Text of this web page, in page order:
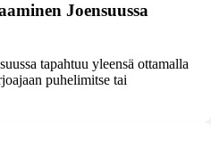
Joensuussa
tapahtuu yleensä ottamalla
puhelimitse tai